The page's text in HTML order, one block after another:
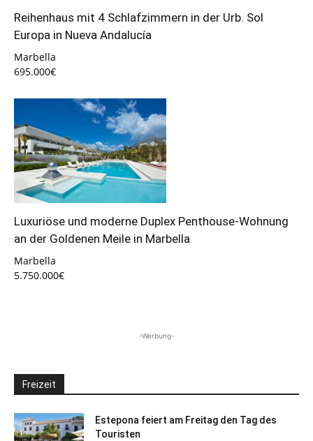
Reihenhaus mit 4 Schlafzimmern in der Urb. Sol
Europa in Nueva Andalucía
Marbella
695.000€
Luxuriöse und moderne Duplex Penthouse-Wohnung
an der Goldenen Meile in Marbella
Marbella
5.750.000€
-Werbung-
Freizeit
Estepona feiert am Freitag den Tag des
Touristen